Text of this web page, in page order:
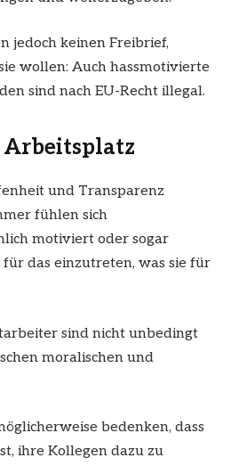
jedoch keinen Freibrief,
wollen: Auch hassmotivierte
sind nach EU-Recht illegal.
und Transparenz
fühlen sich
motiviert oder sogar
das einzutreten, was sie für
sind nicht unbedingt
moralischen und
bedenken, dass
ihre Kollegen dazu zu